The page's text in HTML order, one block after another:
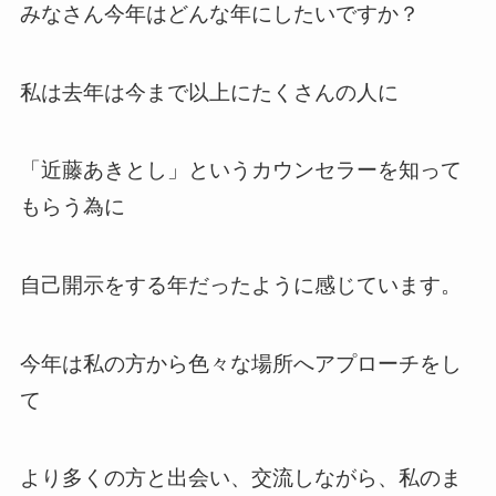
みなさん今年はどんな年にしたいですか？
私は去年は今まで以上にたくさんの人に
「近藤あきとし」というカウンセラーを知って
もらう為に
自己開示をする年だったように感じています。
今年は私の方から色々な場所へアプローチをし
て
より多くの方と出会い、交流しながら、私のま